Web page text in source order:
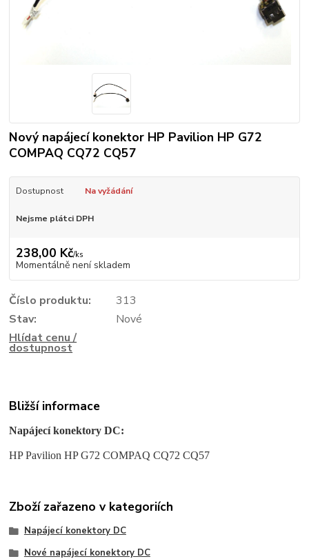
Nový napájecí konektor HP Pavilion HP G72
COMPAQ CQ72 CQ57
Dostupnost Na vyžádání
Nejsme plátci DPH
238,00 Kč/ks
Momentálně není skladem
Číslo produktu:
313
Stav:
Nové
Hlídat cenu /
dostupnost
Bližší informace
Napájecí konektory DC:
HP Pavilion HP G72 COMPAQ CQ72 CQ57
Zboží zařazeno v kategoriích
Napájecí konektory DC
Nové napájecí konektory DC